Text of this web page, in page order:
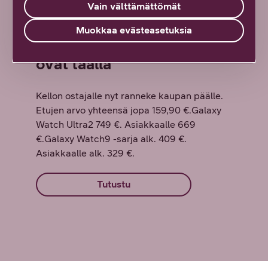
Uudet Galaxy-sarjan kellot
ovat täällä
Kellon ostajalle nyt ranneke kaupan päälle.
Etujen arvo yhteensä jopa 159,90 €.Galaxy
Watch Ultra2 749 €. Asiakkaalle 669
€.Galaxy Watch9 -sarja alk. 409 €.
Asiakkaalle alk. 329 €.
Tutustu
Vain välttämättömät
Muokkaa evästeasetuksia